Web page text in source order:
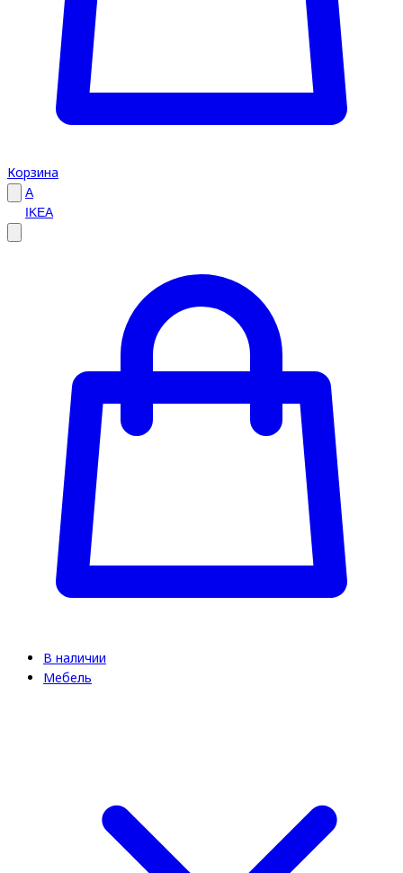
Корзина
A
IKEA
В наличии
Мебель